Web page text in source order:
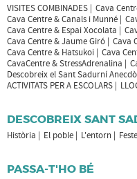
VISITES COMBINADES
Cava
Cava Centre & Canals i Munné
Cava Centre & Espai Xocolata
Cava Centre & Jaume Giró
Cava
Cava Centre & Hatsukoi
Cava
CavaCentre & StressAdrenalina
Descobreix el Sant Sadurní
ACTIVITATS PER A ESCOLARS
DESCOBREIX SANT
Història El poble L'entorn
PASSA-T'HO BÉ